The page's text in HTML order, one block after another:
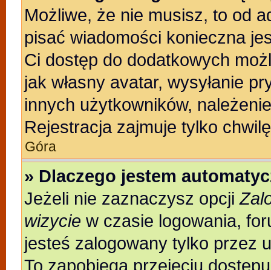
Możliwe, że nie musisz, to od
pisać wiadomości konieczna
Ci dostęp do dodatkowych
jak własny avatar, wysyłanie
innych użytkowników,
Rejestracja zajmuje tylko
Góra
» Dlaczego jestem
Jeżeli nie zaznaczysz opcji
wizycie w czasie logowania,
jesteś zalogowany tylko przez
To zapobiega przejęciu